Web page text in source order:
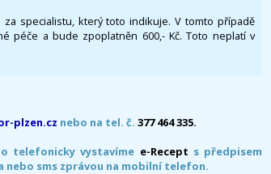
specialistu, který toto indikuje. V tomto případě
péče a bude zpoplatněn 600,- Kč. Toto neplatí v
plzen.cz nebo na tel. č. 377 464 335.
telefonicky vystavíme e-Recept s předpisem
nebo sms zprávou na mobilní telefon.